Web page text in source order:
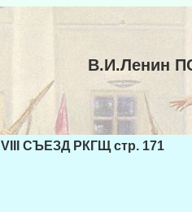
В.И.Ленин
VIII СЪЕЗД РКГЩ стр. 171